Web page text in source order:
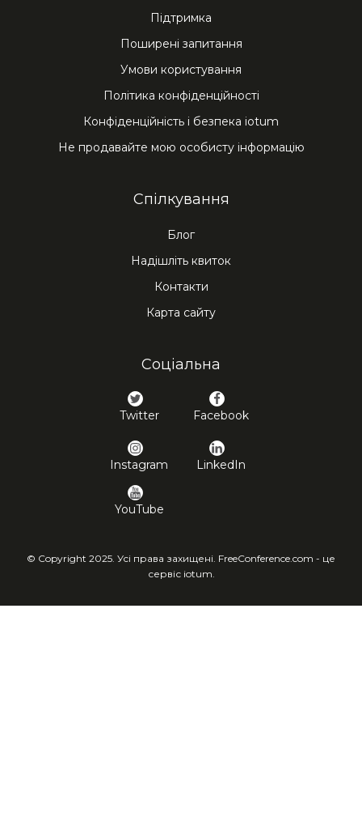
Підтримка
Поширені запитання
Умови користування
Політика конфіденційності
Конфіденційність і безпека iotum
Не продавайте мою особисту інформацію
Спілкування
Блог
Надішліть квиток
Контакти
Карта сайту
Соціальна
Twitter Facebook
Instagram LinkedIn
YouTube
© Copyright 2025. Усі права захищені. FreeConference.com - це
сервіс iotum.